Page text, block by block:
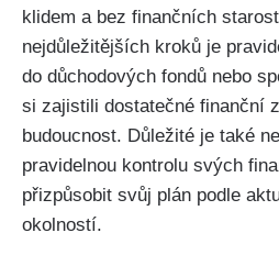
klidem a bez finančních
nejdůležitějších kroků je
do důchodových fondů nebo
si zajistili dostatečné finanční
budoucnost. Důležité je také
pravidelnou kontrolu svých
přizpůsobit svůj plán podle
okolností.